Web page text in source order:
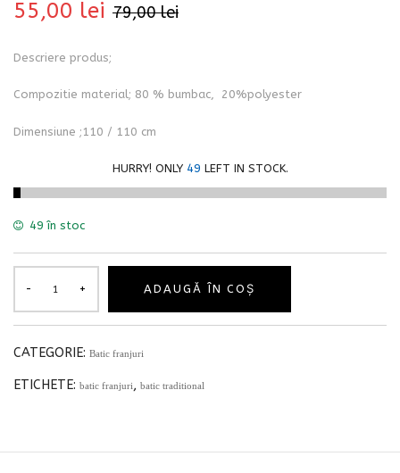
79,00lei
55,00 lei
Descriere produs;
Compozitie material; 80 % bumbac, 20%polyester
Dimensiune ;110 / 110 cm
HURRY! ONLY 49 LEFT IN STOCK.
49 în stoc
ADAUGĂ ÎN COȘ
CATEGORIE: Batic franjuri
ETICHETE: batic franjuri, batic traditional